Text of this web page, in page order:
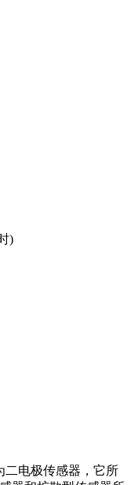
)
二电极传感器，它所